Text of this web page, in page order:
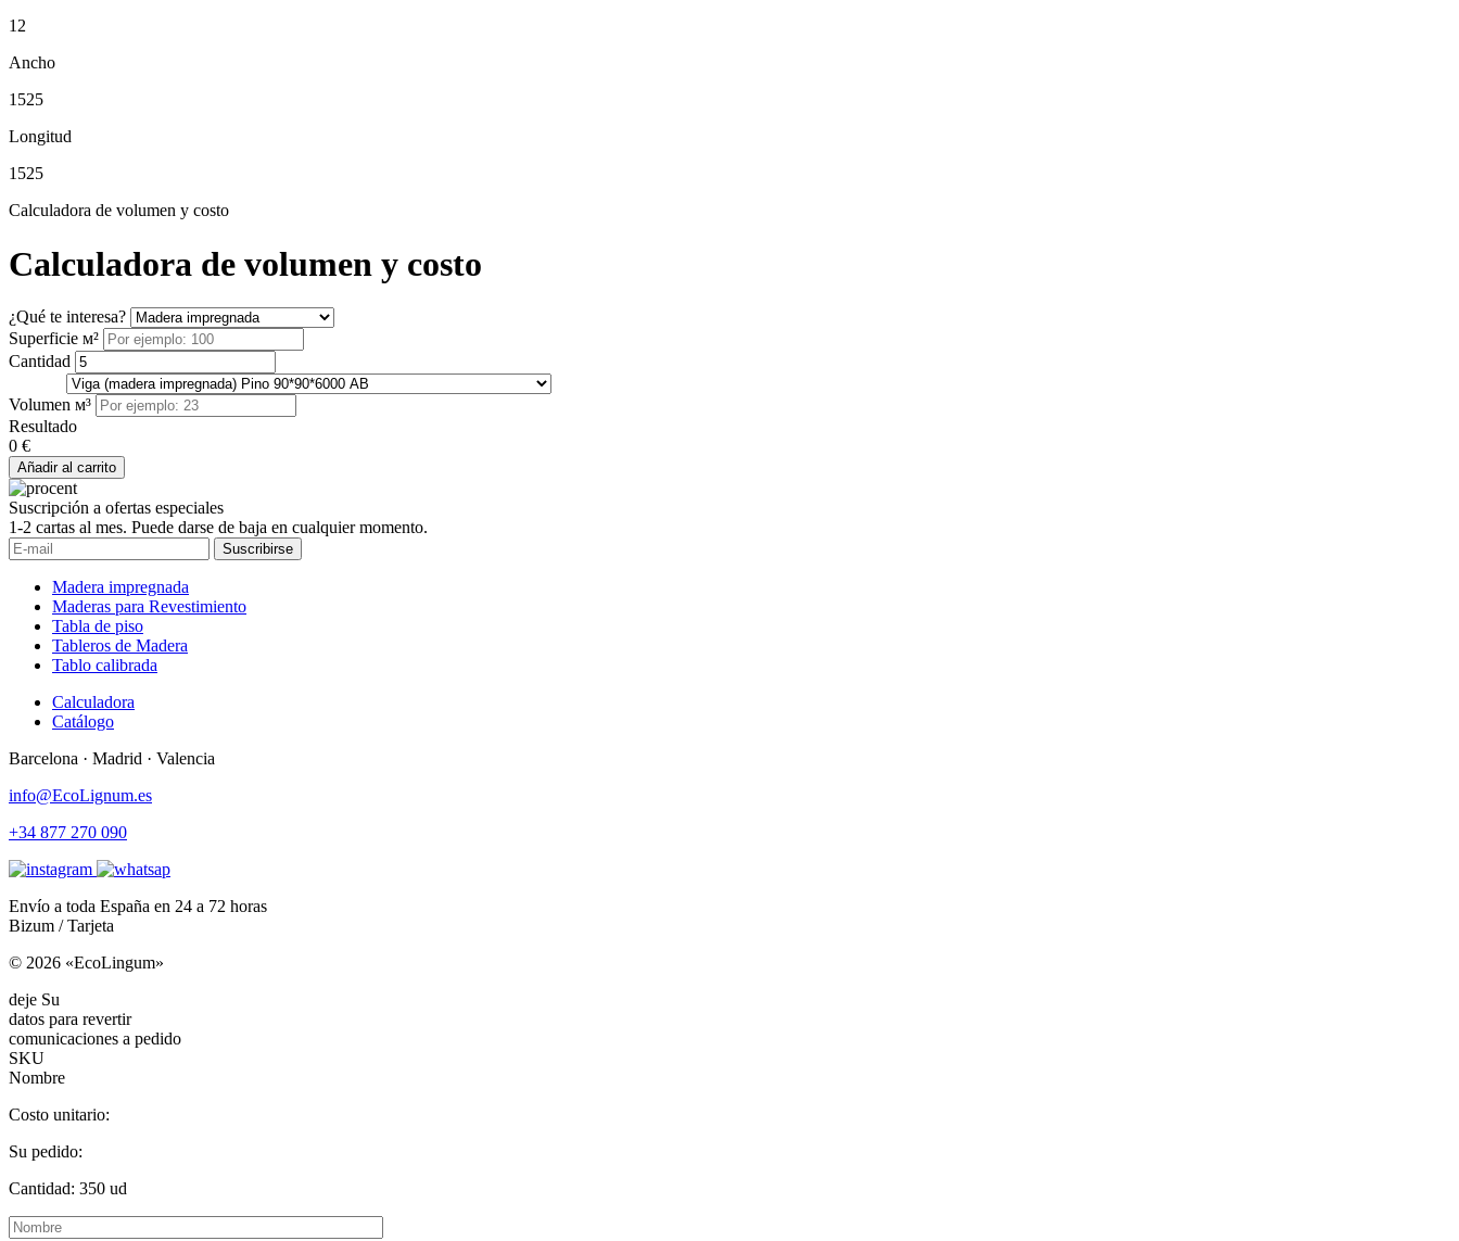
12
Ancho
1525
Longitud
1525
Calculadora de volumen y costo
Calculadora de volumen y costo
¿Qué te interesa?
Superficie м²
Cantidad
Volumen м³
Resultado
0 €
Añadir al carrito
Suscripción a ofertas especiales
1-2 cartas al mes. Puede darse de baja en cualquier momento.
Suscribirse
Madera impregnada
Maderas para Revestimiento
Tabla de piso
Tableros de Madera
Tablo calibrada
Calculadora
Catálogo
Barcelona · Madrid · Valencia
info@EcoLignum.es
+34 877 270 090
Envío a toda España en 24 a 72 horas
Bizum / Tarjeta
© 2026 «EcoLingum»
deje Su
datos para revertir
comunicaciones a pedido
SKU
Nombre
Costo unitario:
Su pedido:
Cantidad: 350 ud